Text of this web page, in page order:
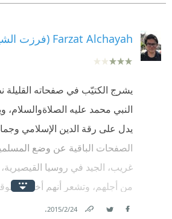
Farzat Alchayah (فرزت الشياح)
يشرج الكتيّب في صفحاته القليلة
النبي محمد عليه الصلاةوالسلام،
يدل على رقة الدين الإسلامي
الصفحات الباقية عن وضع
غريب، الجيد في روسيا
من أجلهم، وتشعر أنهم أخذوا
كتيب جيد وخفيف للقراءة.
24‏/2‏/2015
.